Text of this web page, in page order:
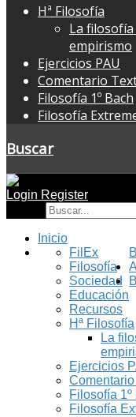
Hª Filosofía
La
empirismo
Ejercicios PAU
Comentario
Filosofía 1º Bach
Filosofía
Buscar
Login Register
Inicio
FilEx
Filosofía
Sociedad
Educación
Recursos
Hª Filosofía
La
Ejercicios
Comentario
Filosofía 1º
Filosofía